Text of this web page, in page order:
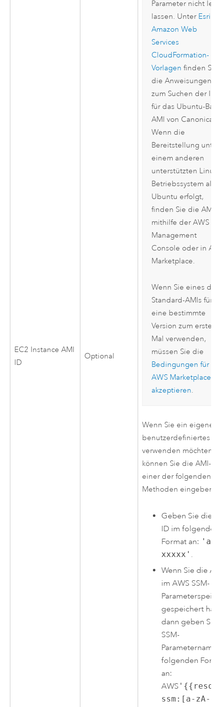
EC2 InstanceAMI
ID
Optional
Parameter nicht leer
lassen. Unter Esri
Amazon Web
Services
CloudFormation-
Vorlagen finden Sie
die Anweisungen
zum Suchen der ID
für das Ubuntu-
AMI von Canonical
Wenn die
Bereitstellung unter
einem anderen
unterstützten Linux
Betriebssystem als
Ubuntu erfolgt,
finden Sie die AMI
mithilfe der AWS
Management
Console oder in
Marketplace.
Wenn Sie eines der
Standard-AMIs für
eine bestimmte
Version zum ersten
Mal verwenden,
müssen Sie die
Bedingungen für
AWSMarketplace
akzeptieren.
Wenn Sie ein eigenes
benutzerdefiniertes
verwenden möchten,
können Sie dieAMI-ID
einer der folgenden
Methoden eingeben:
Geben Sie die
ID im folgenden
Format an:
xxxxx' .
Wenn Sie die
imAWS SSM-
gespeichert
dann geben Sie
SSM-
folgenden
an:
AWS
ssm:[a-zA-